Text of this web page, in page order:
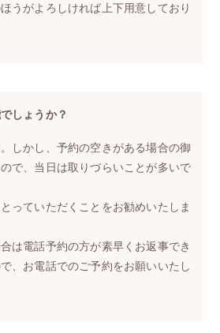
うがよろしければ上下用意しており
しょうか？
しかし、予約の空きがある場合の御
で、当日は取りづらいことが多いで
っていただくことをお勧めいたしま
は電話予約の方が素早くお返事でき
、お電話でのご予約をお願いいたし